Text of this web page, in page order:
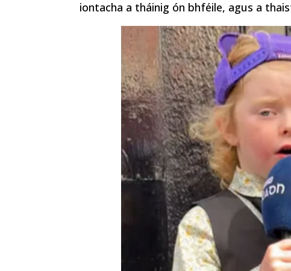
iontacha a tháinig ón bhféile, agus a